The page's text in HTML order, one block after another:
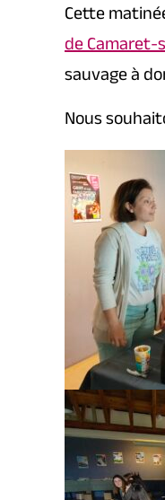
Cette
de
sauvage à
Nous